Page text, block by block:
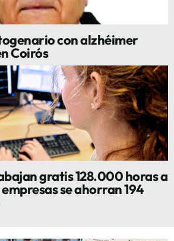
con alzhéimer
Coirós
gratis 128.000 horas a
se ahorran 194